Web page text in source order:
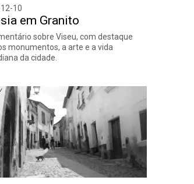
10
em Granito
sobre Viseu, com destaque
monumentos, a arte e a vida
da cidade.